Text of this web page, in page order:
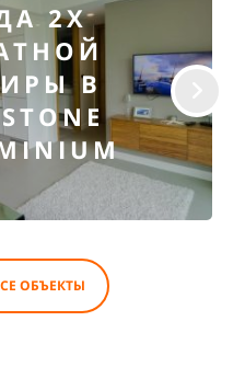
2Х
В
ОБЪЕКТЫ